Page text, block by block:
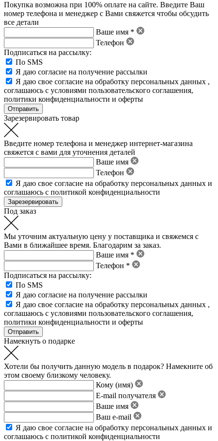
Покупка возможна при 100% оплате на сайте. Введите Ваш
номер телефона и менеджер с Вами свяжется чтобы обсудить
все детали
Ваше имя *
Телефон
Подписаться на рассылку:
По SMS
Я даю согласие на получение рассылки
Я даю свое согласие на обработку персональных данных ,
соглашаюсь с условиями пользовательского соглашения,
политики конфиденциальности и оферты
Зарезервировать товар
Введите номер телефона и менеджер интернет-магазина
свяжется с вами для уточнения деталей
Ваше имя
Телефон
Я даю свое согласие на обработку персональных данных и
соглашаюсь с политикой конфиденциальности
Под заказ
Мы уточним актуальную цену у поставщика и свяжемся с
Вами в ближайшее время. Благодарим за заказ.
Ваше имя *
Телефон *
Подписаться на рассылку:
По SMS
Я даю согласие на получение рассылки
Я даю свое согласие на обработку персональных данных ,
соглашаюсь с условиями пользовательского соглашения,
политики конфиденциальности и оферты
Намекнуть о подарке
Хотели бы получить данную модель в подарок? Намекните об
этом своему близкому человеку.
Кому (имя)
E-mail получателя
Ваше имя
Ваш e-mail
Я даю свое согласие на обработку персональных данных и
соглашаюсь с политикой конфиденциальности